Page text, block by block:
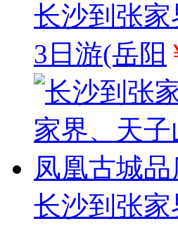
长沙到张
3日游(岳阳
长沙到张